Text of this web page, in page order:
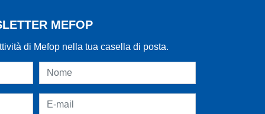
MEFOP
di Mefop nella tua casella di posta.